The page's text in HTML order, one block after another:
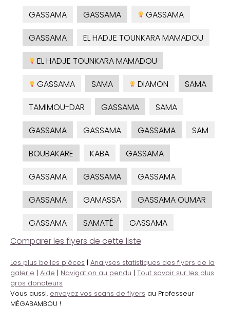
GASSAMA
GASSAMA
GASSAMA
GASSAMA
EL HADJE TOUNKARA MAMADOU
EL HADJE TOUNKARA MAMADOU
GASSAMA
SAMA DIAMON
SAMA
TAMIMOU-DAR
GASSAMA
SAMA
GASSAMA
GASSAMA GASSAMA
SAM
BOUBAKARE
KABA
GASSAMA
GASSAMA
GASSAMA
GASSAMA
GASSAMA
GAMASSA
GASSAMA OUMAR
GASSAMA
SAMATÉ
GASSAMA
Comparer les flyers de cette liste
Les plus belles pièces | Analyses statistiques des flyers de la
galerie | Aide | Navigation au pendu | Tout savoir sur les plus
gros donateurs
Vous aussi, envoyez vos scans de flyers au Professeur
MÉGABAMBOU !